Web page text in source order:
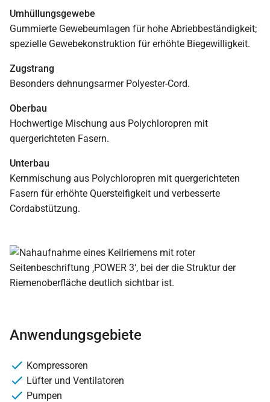
Umhüllungsgewebe
Gummierte Gewebeumlagen für hohe Abriebbeständigkeit;
spezielle Gewebekonstruktion für erhöhte Biegewilligkeit.
Zugstrang
Besonders dehnungsarmer Polyester-Cord.
Oberbau
Hochwertige Mischung aus Polychloropren mit
quergerichteten Fasern.
Unterbau
Kernmischung aus Polychloropren mit quergerichteten
Fasern für erhöhte Quersteifigkeit und verbesserte
Cordabstützung.
Anwendungsgebiete
Kompressoren
Lüfter und Ventilatoren
Pumpen